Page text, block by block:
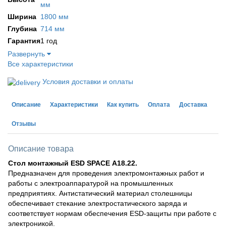
мм
Ширина 1800 мм
Глубина 714 мм
Гарантия1 год
Развернуть
Все характеристики
Условия доставки и оплаты
Описание Характеристики Как купить Оплата Доставка
Отзывы
Описание товара
Стол монтажный ESD SPACE А18.22.
Предназначен для проведения электромонтажных работ и
работы с электроаппаратурой на промышленных
предприятиях. Антистатический материал столешницы
обеспечивает стекание электростатического заряда и
соответствует нормам обеспечения ESD-защиты при работе с
электроникой.